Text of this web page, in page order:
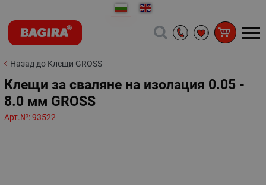
Назад до Клещи GROSS
Клещи за сваляне на изолация 0.05 -
8.0 мм GROSS
Арт.№:93522